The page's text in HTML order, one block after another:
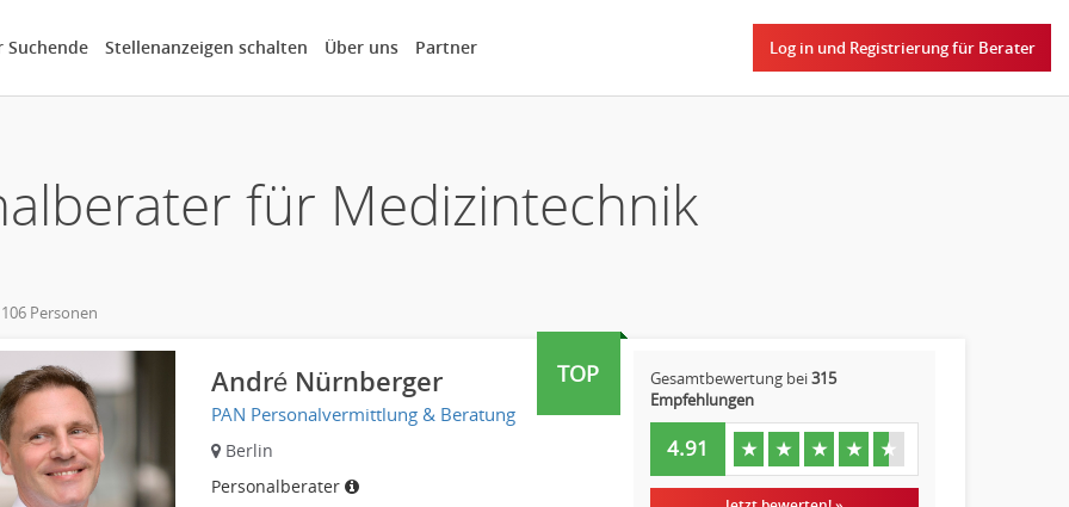
Suchende Stellenanzeigen schalten Über uns Partner Log in und Registrierung für Berater
für Medizintechnik
Personen
TOP
André Nürnberger
PAN Personalvermittlung & Beratung
Berlin
Personalberater
Gesamtbewertung bei315
Empfehlungen
4.91 ★ ★ ★ ★ ★